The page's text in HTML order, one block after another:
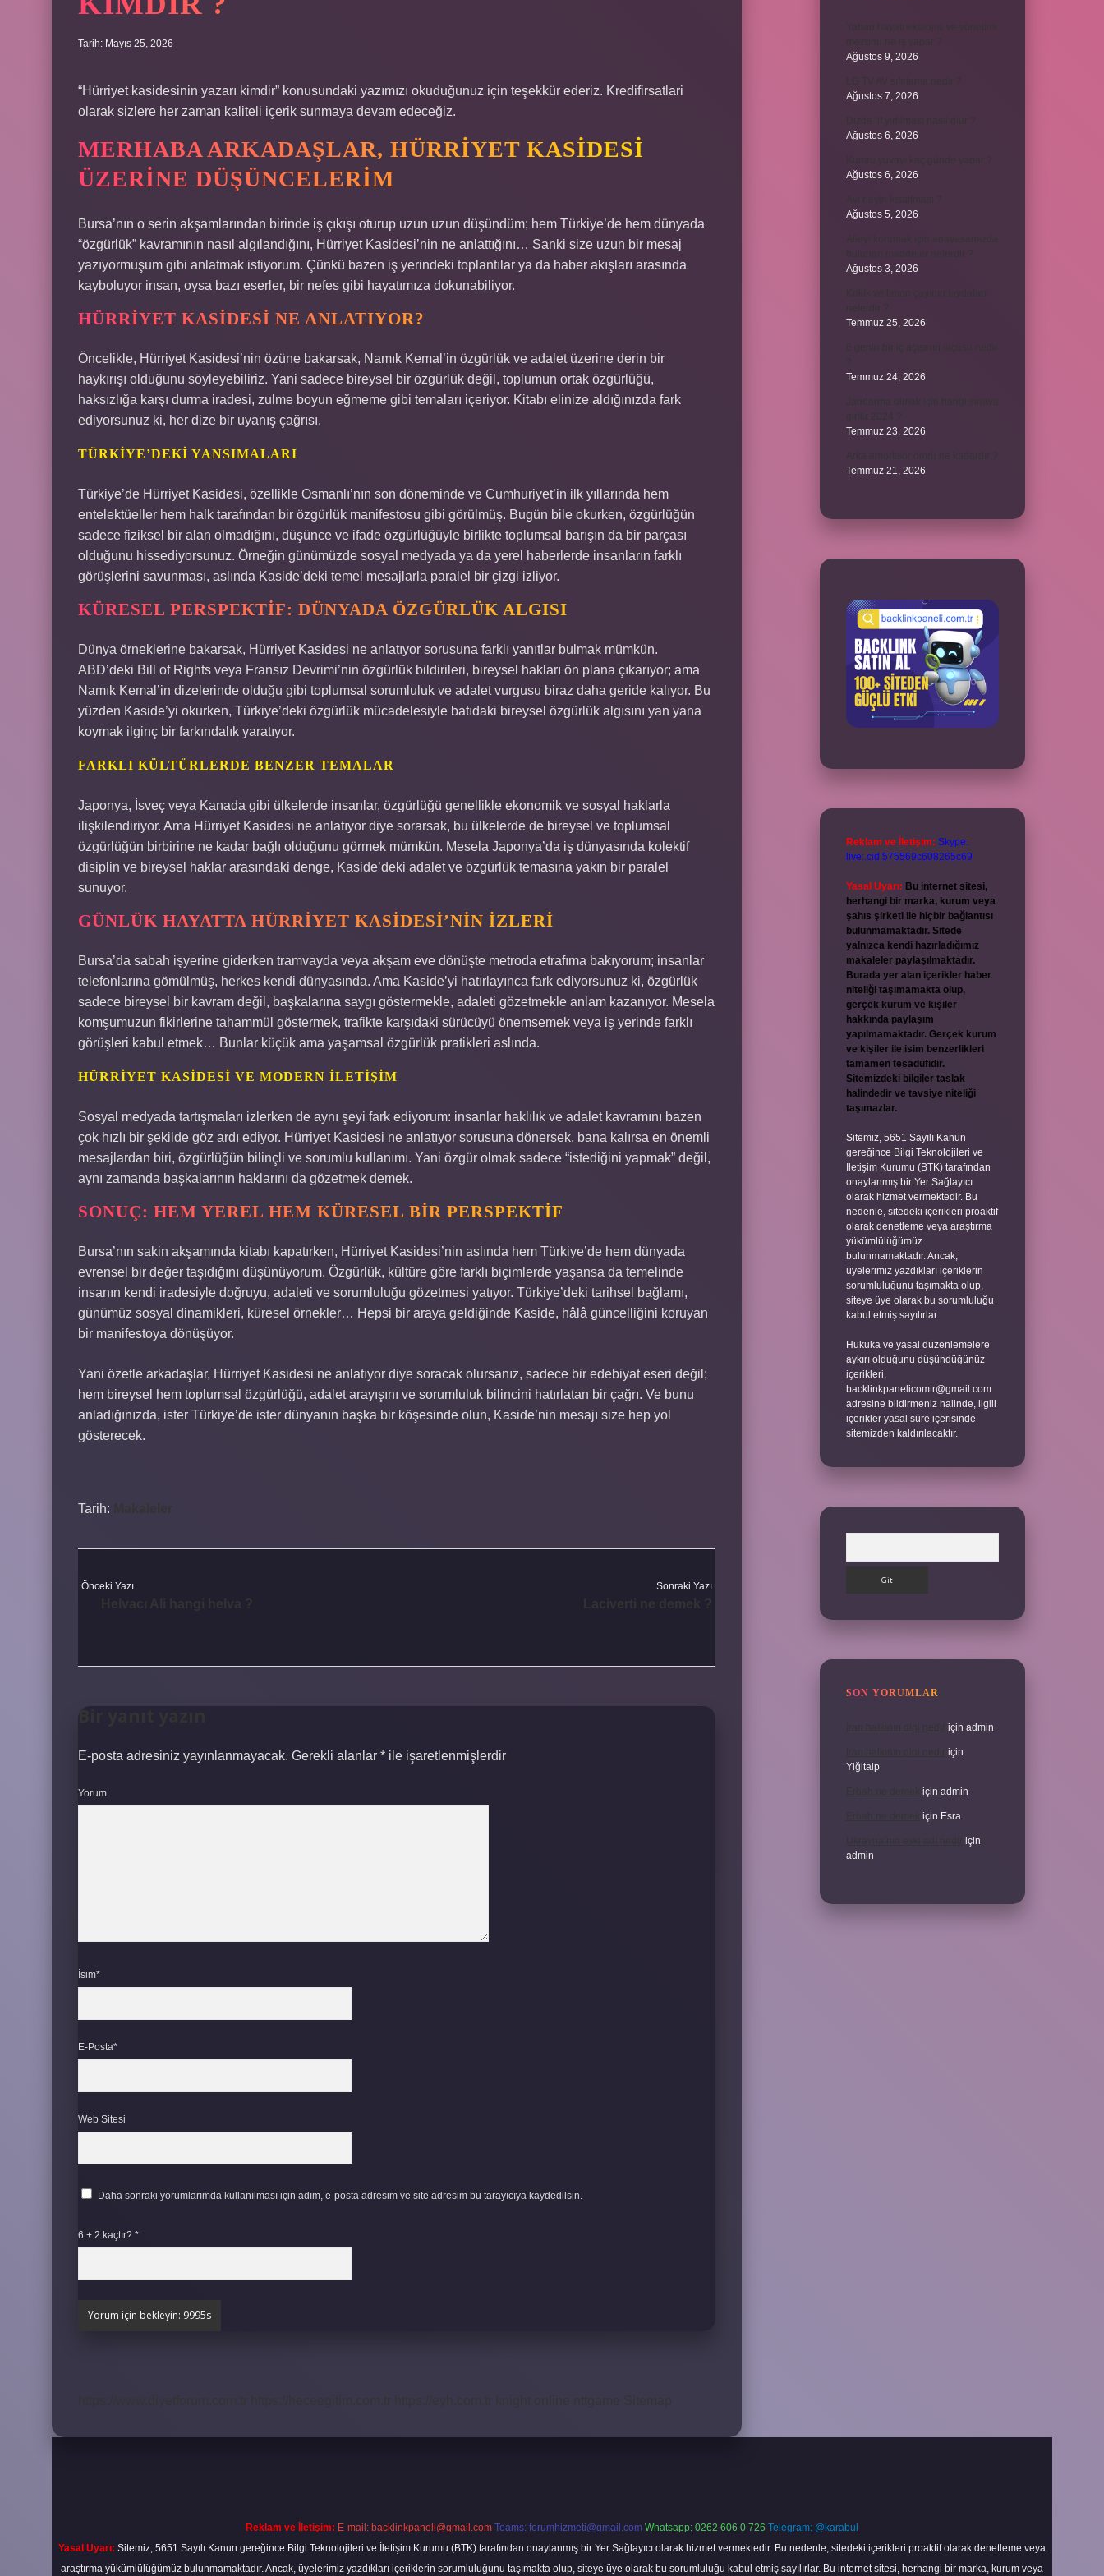
Tarih: Mayıs 25, 2026
“Hürriyet kasidesinin yazarı kimdir” konusundaki yazımızı okuduğunuz için teşekkür ederiz. Kredifirsatlari
olarak sizlere her zaman kaliteli içerik sunmaya devam edeceğiz.
MERHABA ARKADAŞLAR, HÜRRIYET KASIDESI
ÜZERINE DÜŞÜNCELERIM
Bursa’nın o serin akşamlarından birinde iş çıkışı oturup uzun uzun düşündüm; hem Türkiye’de hem dünyada
“özgürlük” kavramının nasıl algılandığını, Hürriyet Kasidesi’nin ne anlattığını… Sanki size uzun bir mesaj
yazıyormuşum gibi anlatmak istiyorum. Çünkü bazen iş yerindeki toplantılar ya da haber akışları arasında
kayboluyor insan, oysa bazı eserler, bir nefes gibi hayatımıza dokunabiliyor.
HÜRRIYET KASIDESI NE ANLATIYOR?
Öncelikle, Hürriyet Kasidesi’nin özüne bakarsak, Namık Kemal’in özgürlük ve adalet üzerine derin bir
haykırışı olduğunu söyleyebiliriz. Yani sadece bireysel bir özgürlük değil, toplumun ortak özgürlüğü,
haksızlığa karşı durma iradesi, zulme boyun eğmeme gibi temaları içeriyor. Kitabı elinize aldığınızda fark
ediyorsunuz ki, her dize bir uyanış çağrısı.
TÜRKIYE’DEKI YANSIMALARI
Türkiye’de Hürriyet Kasidesi, özellikle Osmanlı’nın son döneminde ve Cumhuriyet’in ilk yıllarında hem
entelektüeller hem halk tarafından bir özgürlük manifestosu gibi görülmüş. Bugün bile okurken, özgürlüğün
sadece fiziksel bir alan olmadığını, düşünce ve ifade özgürlüğüyle birlikte toplumsal barışın da bir parçası
olduğunu hissediyorsunuz. Örneğin günümüzde sosyal medyada ya da yerel haberlerde insanların farklı
görüşlerini savunması, aslında Kaside’deki temel mesajlarla paralel bir çizgi izliyor.
KÜRESEL PERSPEKTIF: DÜNYADA ÖZGÜRLÜK ALGISI
Dünya örneklerine bakarsak, Hürriyet Kasidesi ne anlatıyor sorusuna farklı yanıtlar bulmak mümkün.
ABD’deki Bill of Rights veya Fransız Devrimi’nin özgürlük bildirileri, bireysel hakları ön plana çıkarıyor; ama
Namık Kemal’in dizelerinde olduğu gibi toplumsal sorumluluk ve adalet vurgusu biraz daha geride kalıyor. Bu
yüzden Kaside’yi okurken, Türkiye’deki özgürlük mücadelesiyle batıdaki bireysel özgürlük algısını yan yana
koymak ilginç bir farkındalık yaratıyor.
FARKLI KÜLTÜRLERDE BENZER TEMALAR
Japonya, İsveç veya Kanada gibi ülkelerde insanlar, özgürlüğü genellikle ekonomik ve sosyal haklarla
ilişkilendiriyor. Ama Hürriyet Kasidesi ne anlatıyor diye sorarsak, bu ülkelerde de bireysel ve toplumsal
özgürlüğün birbirine ne kadar bağlı olduğunu görmek mümkün. Mesela Japonya’da iş dünyasında kolektif
disiplin ve bireysel haklar arasındaki denge, Kaside’deki adalet ve özgürlük temasına yakın bir paralel
sunuyor.
GÜNLÜK HAYATTA HÜRRIYET KASIDESI’NIN İZLERI
Bursa’da sabah işyerine giderken tramvayda veya akşam eve dönüşte metroda etrafıma bakıyorum; insanlar
telefonlarına gömülmüş, herkes kendi dünyasında. Ama Kaside’yi hatırlayınca fark ediyorsunuz ki, özgürlük
sadece bireysel bir kavram değil, başkalarına saygı göstermekle, adaleti gözetmekle anlam kazanıyor. Mesela
komşumuzun fikirlerine tahammül göstermek, trafikte karşıdaki sürücüyü önemsemek veya iş yerinde farklı
görüşleri kabul etmek… Bunlar küçük ama yaşamsal özgürlük pratikleri aslında.
HÜRRIYET KASIDESI VE MODERN İLETIŞIM
Sosyal medyada tartışmaları izlerken de aynı şeyi fark ediyorum: insanlar haklılık ve adalet kavramını bazen
çok hızlı bir şekilde göz ardı ediyor. Hürriyet Kasidesi ne anlatıyor sorusuna dönersek, bana kalırsa en önemli
mesajlardan biri, özgürlüğün bilinçli ve sorumlu kullanımı. Yani özgür olmak sadece “istediğini yapmak” değil,
aynı zamanda başkalarının haklarını da gözetmek demek.
SONUÇ: HEM YEREL HEM KÜRESEL BIR PERSPEKTIF
Bursa’nın sakin akşamında kitabı kapatırken, Hürriyet Kasidesi’nin aslında hem Türkiye’de hem dünyada
evrensel bir değer taşıdığını düşünüyorum. Özgürlük, kültüre göre farklı biçimlerde yaşansa da temelinde
insanın kendi iradesiyle doğruyu, adaleti ve sorumluluğu gözetmesi yatıyor. Türkiye’deki tarihsel bağlamı,
günümüz sosyal dinamikleri, küresel örnekler… Hepsi bir araya geldiğinde Kaside, hâlâ güncelliğini koruyan
bir manifestoya dönüşüyor.
Yani özetle arkadaşlar, Hürriyet Kasidesi ne anlatıyor diye soracak olursanız, sadece bir edebiyat eseri değil;
hem bireysel hem toplumsal özgürlüğü, adalet arayışını ve sorumluluk bilincini hatırlatan bir çağrı. Ve bunu
anladığınızda, ister Türkiye’de ister dünyanın başka bir köşesinde olun, Kaside’nin mesajı size hep yol
gösterecek.
Tarih: Makaleler
Önceki Yazı Sonraki Yazı
Bir yanıt yazın
E-posta adresiniz yayınlanmayacak. Gerekli alanlar * ile işaretlenmişlerdir
Yorum
İsim*
E-Posta*
Web Sitesi
Daha sonraki yorumlarımda kullanılması için adım, e-posta adresim ve site adresim bu tarayıcıya kaydedilsin.
6 + 2 kaçtır? *
https://heceegitim.com.tr https://eyh.com.tr knight online nttgame Sitemap
Ağustos 9, 2026
Ağustos 7, 2026
Ağustos 6, 2026
Ağustos 6, 2026
Ağustos 5, 2026
Ağustos 3, 2026
Temmuz 25, 2026
Temmuz 24, 2026
Temmuz 23, 2026
Temmuz 21, 2026
Reklam ve İletişim: Skype:
live:.cid.575569c608265c69
Yasal Uyarı: Bu internet sitesi,
herhangi bir marka, kurum veya
şahıs şirketi ile hiçbir bağlantısı
bulunmamaktadır. Sitede
yalnızca kendi hazırladığımız
makaleler paylaşılmaktadır.
Burada yer alan içerikler haber
niteliği taşımamakta olup,
gerçek kurum ve kişiler
hakkında paylaşım
yapılmamaktadır. Gerçek kurum
ve kişiler ile isim benzerlikleri
tamamen tesadüfidir.
Sitemizdeki bilgiler taslak
halindedir ve tavsiye niteliği
taşımazlar.
Sitemiz, 5651 Sayılı Kanun
gereğince Bilgi Teknolojileri ve
İletişim Kurumu (BTK) tarafından
onaylanmış bir Yer Sağlayıcı
olarak hizmet vermektedir. Bu
nedenle, sitedeki içerikleri proaktif
olarak denetleme veya araştırma
yükümlülüğümüz
bulunmamaktadır. Ancak,
üyelerimiz yazdıkları içeriklerin
sorumluluğunu taşımakta olup,
siteye üye olarak bu sorumluluğu
kabul etmiş sayılırlar.
Hukuka ve yasal düzenlemelere
aykırı olduğunu düşündüğünüz
içerikleri,
backlinkpanelicomtr@gmail.com
adresine bildirmeniz halinde, ilgili
içerikler yasal süre içerisinde
sitemizden kaldırılacaktır.
SON YORUMLAR
için admin
için
Yiğitalp
Erbah ne demek için admin
Erbah ne demek için Esra
için
admin
Reklam ve İletişim: E-mail: backlinkpaneli@gmail.com Teams: forumhizmeti@gmail.com Whatsapp: 0262 606 0 726 Telegram: @karabul
Yasal Uyarı: Sitemiz, 5651 Sayılı Kanun gereğince Bilgi Teknolojileri ve İletişim Kurumu (BTK) tarafından onaylanmış bir Yer Sağlayıcı olarak hizmet vermektedir. Bu nedenle, sitedeki içerikleri proaktif olarak denetleme veya
araştırma yükümlülüğümüz bulunmamaktadır. Ancak, üyelerimiz yazdıkları içeriklerin sorumluluğunu taşımakta olup, siteye üye olarak bu sorumluluğu kabul etmiş sayılırlar. Bu internet sitesi, herhangi bir marka, kurum veya